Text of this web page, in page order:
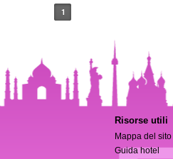
1
Risorse utili
Mappa del sito
Guida hotel